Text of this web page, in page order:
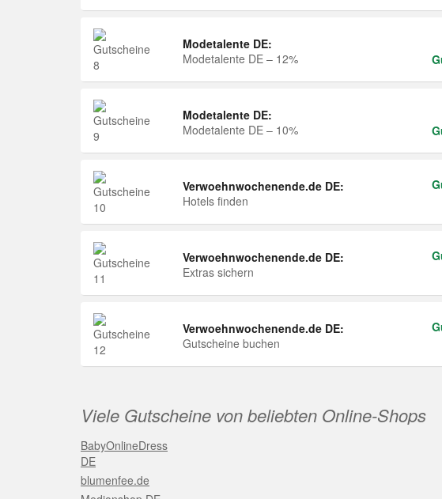
Modetalente DE:
Modetalente DE – 12%
Modetalente DE:
Modetalente DE – 10%
Verwoehnwochenende.de DE:
Hotels finden
Verwoehnwochenende.de DE:
Extras sichern
Verwoehnwochenende.de DE:
Gutscheine buchen
Viele Gutscheine von beliebten Online-Shops
BabyOnlineDress
DE
blumenfee.de